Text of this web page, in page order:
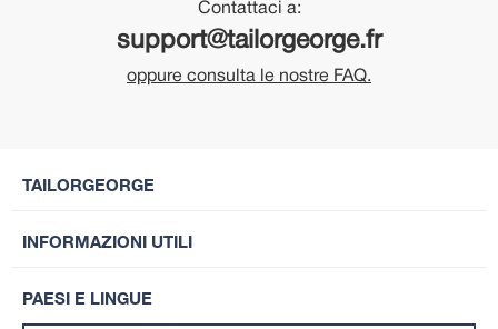
Contattaci a:
support@tailorgeorge.fr
oppure consulta le nostre FAQ.
TAILORGEORGE
INFORMAZIONI UTILI
PAESI E LINGUE